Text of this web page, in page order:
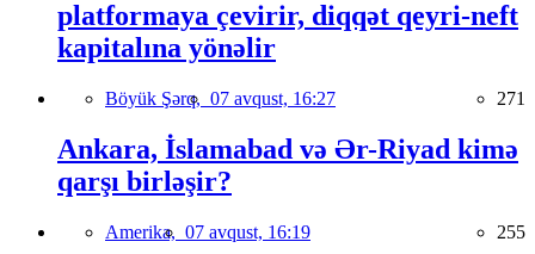
platformaya çevirir, diqqət qeyri-neft
kapitalına yönəlir
Böyük Şərq, 07 avqust, 16:27 271
Ankara, İslamabad və Ər-Riyad kimə
qarşı birləşir?
Amerika, 07 avqust, 16:19 255